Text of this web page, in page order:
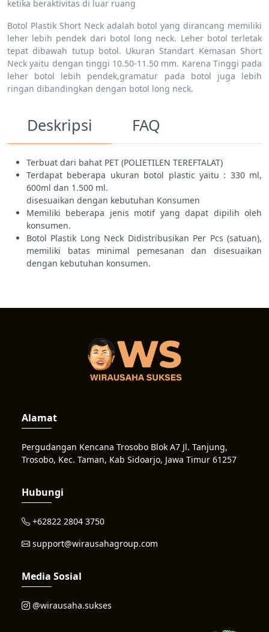
ketika beraktivitas di luar ruang
Botol Plastik Short Neck adalah botol yang dirancang memiliki
leher lebih pendek dari botol long neck. Leher botol terletak
tepat dibawah tutup botol. Ukuran Standart Kemasan Short
Neck yaitu dengan tinggi 10.50-11.50 mm. Karena Tinggi pada
leher botol lebih pendek,gramatur pada botol juga lebih
ringan dibandingkan dengan botol long neck.
Deskripsi FAQ
Terbuat dari bahat PET (POLIETILEN TEREFTALAT)
Terdapat beberapa ukuran botol plastic yaitu : 330 ml,
600ml dan 1.500 ml.
disesuaikan dengan kebutuhan Konsumen
Memiliki beberapa jenis motif yang dapat dipilih oleh
konsumen.
Botol Plastik Long Neck Didistribusikan Per Pcs (satuan),
memiliki batas minimal pemesanan dan disesuaikan
dengan kebutuhan konsumen.
Alamat
Pergudangan Kencana Trosobo Blok A7 Jl. Tanjung,
Trosobo, Kec. Taman, Kab Sidoarjo, Jawa Timur 61257
Hubungi
+62822 2804 3750
support@wirausahagroup.com
Media Sosial
@wirausaha.sukses